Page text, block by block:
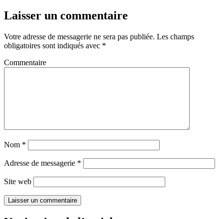
Laisser un commentaire
Votre adresse de messagerie ne sera pas publiée. Les champs
obligatoires sont indiqués avec *
Commentaire
Nom *
Adresse de messagerie *
Site web